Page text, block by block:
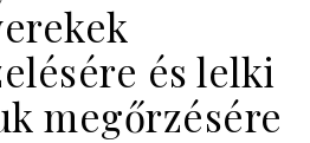
és lelki
megőrzésére